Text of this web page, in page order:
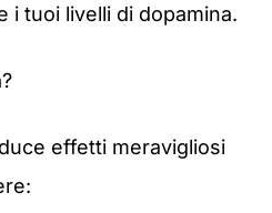
i tuoi livelli di dopamina.
effetti meravigliosi